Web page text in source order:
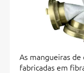
As mangueiras
fabricadas em